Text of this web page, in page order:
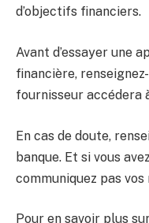
d’objectifs financiers.
Avant d’essayer une
financière,
fournisseur accédera
En cas de doute,
banque. Et si vous
communiquez pas
Pour en savoir plus